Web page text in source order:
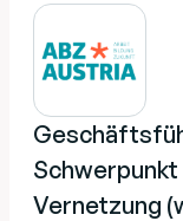
Vernetzung